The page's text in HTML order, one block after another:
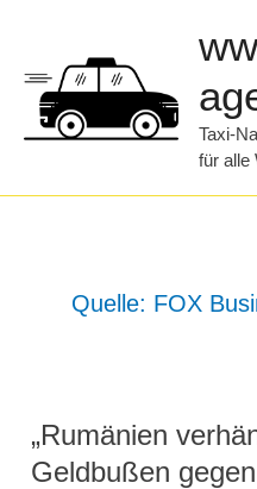
springen
Taxi-
für alle
Quelle: FOX
„Rumänien
Geldbußen